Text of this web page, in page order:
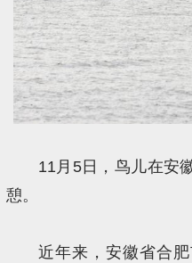
11月5日，鸟儿在安
憩。
近年来，安徽省合